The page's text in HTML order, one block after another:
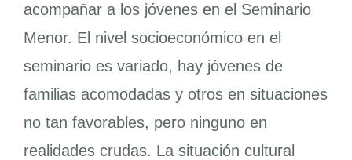
acompañar a los jóvenes en el Seminario
Menor. El nivel socioeconómico en el
seminario es variado, hay jóvenes de
familias acomodadas y otros en situaciones
no tan favorables, pero ninguno en
realidades crudas. La situación cultural